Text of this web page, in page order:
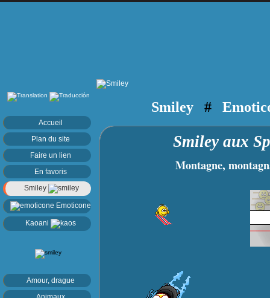
Accueil
Plan du site
Faire un lien
En favoris
Smiley
Emoticone
Kaoani
Amour, drague
Smiley#
Smiley aux
Montagne,